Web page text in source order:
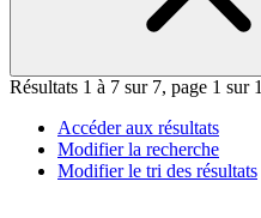
Résultats 1 à 7 sur 7, page 1 sur 1
Accéder aux résultats
Modifier la recherche
Modifier le tri des résultats